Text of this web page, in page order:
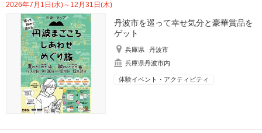
2026年7月1日(水)～12月31日(木)
丹波市を巡って幸せ気分と豪華賞品を
ゲット
兵庫県
丹波市
兵庫県丹波市内
体験イベント・アクティビティ